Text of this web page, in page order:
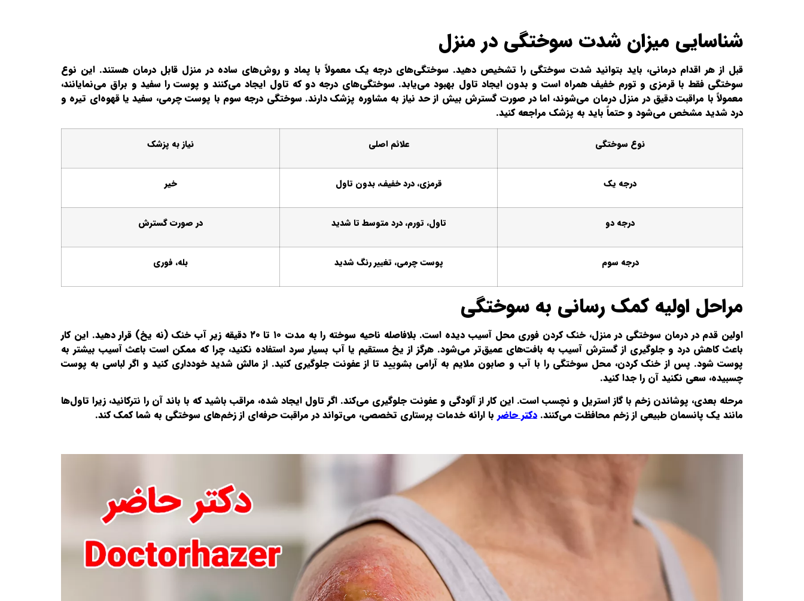
شناسایی میزان شدت سوختگی در منزل
قبل از هر اقدام درمانی، باید بتوانید شدت سوختگی را تشخیص دهید. سوختگی‌های درجه یک معمولاً با پماد و روش‌های ساده در منزل قابل درمان هستند. این نوع
سوختگی فقط با قرمزی و تورم خفیف همراه است و بدون ایجاد تاول بهبود می‌یابد. سوختگی‌های درجه دو که تاول ایجاد می‌کنند و پوست را سفید و براق می‌نمایانند،
معمولاً با مراقبت دقیق در منزل درمان می‌شوند، اما در صورت گسترش بیش از حد نیاز به مشاوره پزشک دارند. سوختگی درجه سوم با پوست چرمی، سفید یا قهوه‌ای تیره و
درد شدید مشخص می‌شود و حتماً باید به پزشک مراجعه کنید.
نوع سوختگی علائم اصلی نیاز به پزشک
درجه یک قرمزی، درد خفیف، بدون تاول خیر
درجه دو تاول، تورم، درد متوسط تا شدید در صورت گسترش
درجه سوم پوست چرمی، تغییر رنگ شدید بله، فوری
مراحل اولیه کمک رسانی به سوختگی
اولین قدم در درمان سوختگی در منزل، خنک کردن فوری محل آسیب دیده است. بلافاصله ناحیه سوخته را به مدت ۱۰ تا ۲۰ دقیقه زیر آب خنک (نه یخ) قرار دهید. این کار
باعث کاهش درد و جلوگیری از گسترش آسیب به بافت‌های عمیق‌تر می‌شود. هرگز از یخ مستقیم یا آب بسیار سرد استفاده نکنید، چرا که ممکن است باعث آسیب بیشتر به
پوست شود. پس از خنک کردن، محل سوختگی را با آب و صابون ملایم به آرامی بشویید تا از عفونت جلوگیری کنید. از مالش شدید خودداری کنید و اگر لباسی به پوست
چسبیده، سعی نکنید آن را جدا کنید.
مرحله بعدی، پوشاندن زخم با گاز استریل و نچسب است. این کار از آلودگی و عفونت جلوگیری می‌کند. اگر تاول ایجاد شده، مراقب باشید که با باند آن را نترکانید، زیرا تاول‌ها
مانند یک پانسمان طبیعی از زخم محافظت می‌کنند. دکتر حاضر با ارائه خدمات پرستاری تخصصی، می‌تواند در مراقبت حرفه‌ای از زخم‌های سوختگی به شما کمک کند.